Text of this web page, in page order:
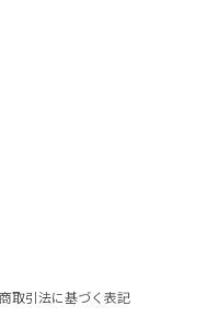
取引法に基づく表記